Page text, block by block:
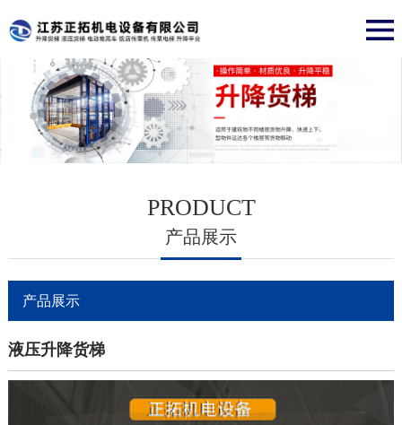
PRODUCT
产品展示
产品展示
液压升降货梯